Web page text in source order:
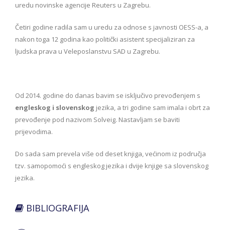
uredu novinske agencije Reuters u Zagrebu.
Četiri godine radila sam u uredu za odnose s javnosti OESS-a, a
nakon toga 12 godina kao politički asistent specijaliziran za
ljudska prava u Veleposlanstvu SAD u Zagrebu.
Od 2014. godine do danas bavim se isključivo prevođenjem s
engleskog i slovenskog jezika, a tri godine sam imala i obrt za
prevođenje pod nazivom Solveig. Nastavljam se baviti
prijevodima.
Do sada sam prevela više od deset knjiga, većinom iz područja
tzv. samopomoći s engleskog jezika i dvije knjige sa slovenskog
jezika.
BIBLIOGRAFIJA